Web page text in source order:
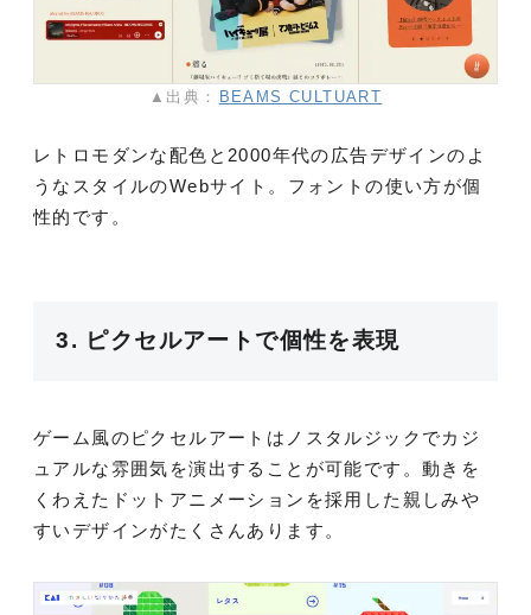
▲出典： BEAMS CULTUART
レトロモダンな配色と2000年代の広告デザインのよ
うなスタイルのWebサイト。フォントの使い方が個
性的です。
3. ピクセルアートで個性を表現
ゲーム風のピクセルアートはノスタルジックでカジ
ュアルな雰囲気を演出することが可能です。動きを
くわえたドットアニメーションを採用した親しみや
すいデザインがたくさんあります。